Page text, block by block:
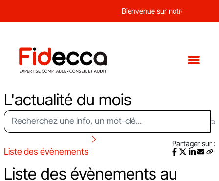
Bienvenue sur notre nouveau
L'actualité du mois
Liste des évènements
Partager sur :
Liste des évènements au